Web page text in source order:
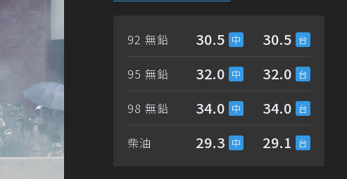
92 無鉛 30.5 30.5
95 無鉛 32.0 32.0
98 無鉛 34.0 34.0
柴油 29.3 29.1